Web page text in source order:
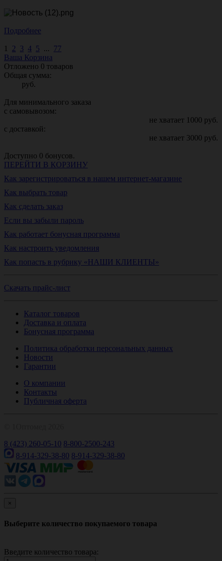
Подробнее
1 2 3 4 5 ... 77
Ваша Корзина
Отложено 0 товаров
Общая сумма:
руб.
Для минимального заказа
с самовывозом:
не хватает 1000 руб.
с доставкой:
не хватает 3000 руб.
Доступно 0 бонусов.
ПЕРЕЙТИ В КОРЗИНУ
Как зарегистрироваться в нашем интернет-магазине
Как выбрать товар
Как сделать заказ
Если вы забыли пароль
Как работает бонусная программа
Как настроить уведомления
Как попасть в рубрику «НАШИ КЛИЕНТЫ»
Скачать прайс-лист
Каталог товаров
Доставка и оплата
Бонусная программа
Политика обработки персональных данных
Новости
Гарантии
О компании
Контакты
Публичная оферта
8 (423) 260-05-10 8-800-2500-243
8-914-329-38-80 8-914-329-38-80
×
Выберите количество покупаемого товара
Введите количество товара: